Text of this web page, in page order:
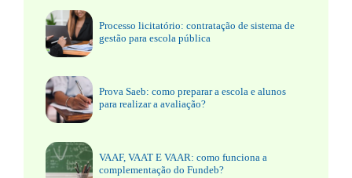
Processo licitatório: contratação de sistema de
gestão para escola pública
Prova Saeb: como preparar a escola e alunos
para realizar a avaliação?
VAAF, VAAT E VAAR: como funciona a
complementação do Fundeb?